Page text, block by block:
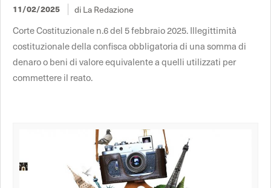
11/02/2025 di La Redazione
Corte Costituzionale n.6 del 5 febbraio 2025. Illegittimità
costituzionale della confisca obbligatoria di una somma di
denaro o beni di valore equivalente a quelli utilizzati per
commettere il reato.